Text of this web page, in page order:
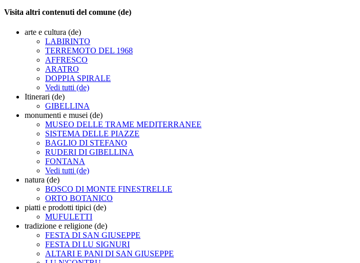
Visita altri contenuti del comune (de)
arte e cultura (de)
LABIRINTO
TERREMOTO DEL 1968
AFFRESCO
ARATRO
DOPPIA SPIRALE
Vedi tutti (de)
Itinerari (de)
GIBELLINA
monumenti e musei (de)
MUSEO DELLE TRAME MEDITERRANEE
SISTEMA DELLE PIAZZE
BAGLIO DI STEFANO
RUDERI DI GIBELLINA
FONTANA
Vedi tutti (de)
natura (de)
BOSCO DI MONTE FINESTRELLE
ORTO BOTANICO
piatti e prodotti tipici (de)
MUFULETTI
tradizione e religione (de)
FESTA DI SAN GIUSEPPE
FESTA DI LU SIGNURI
ALTARI E PANI DI SAN GIUSEPPE